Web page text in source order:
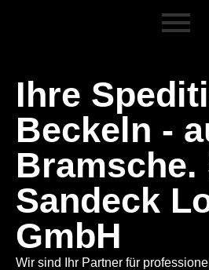
Ihre
Beckeln -
Bramsche.
Sandeck
GmbH
Wir sind Ihr Partner für